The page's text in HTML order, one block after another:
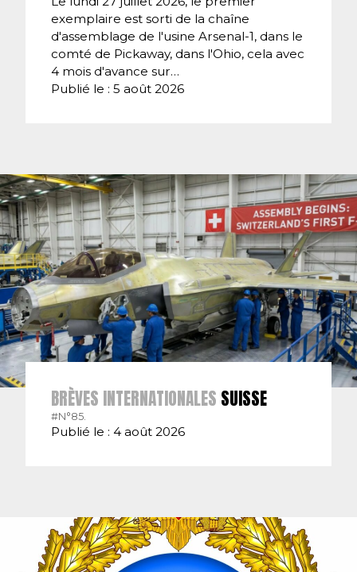
exemplaire est sorti de la chaîne
d'assemblage de l'usine Arsenal-1, dans le
comté de Pickaway, dans l'Ohio, cela avec
4 mois d'avance sur…
Publié le : 5 août 2026
BRÈVES INTERNATIONALES SUISSE
#N°85.
Publié le : 4 août 2026